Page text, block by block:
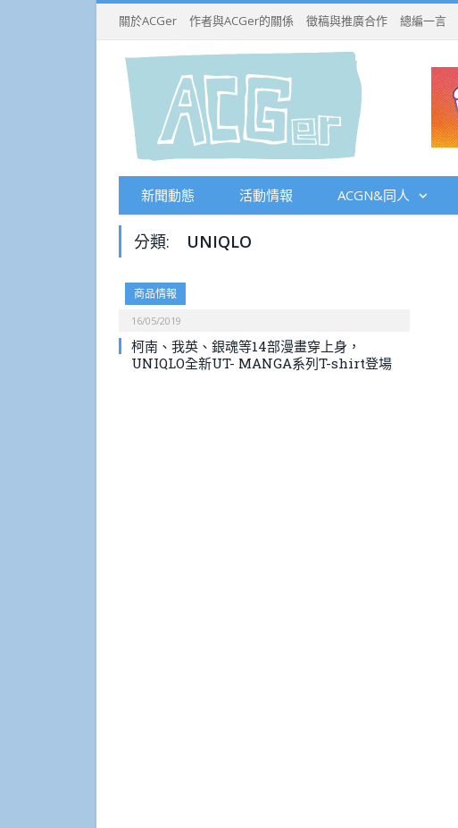
關於ACGer 作者與ACGer的關係 徵稿與推廣合作 總編一言
新聞動態 活動情報 ACGN&同人
分類: UNIQLO
商品情報
16/05/2019
柯南、我英、銀魂等14部漫畫穿上身，
UNIQLO全新UT- MANGA系列T-shirt登場